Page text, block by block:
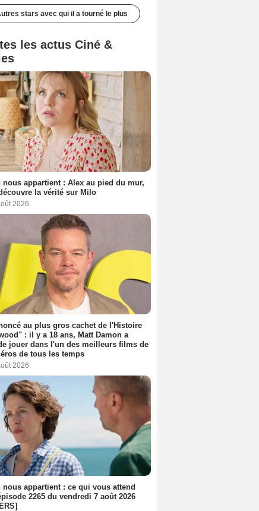
stars avec qui il a tourné le plus
les actus Ciné &
nous appartient : Alex au pied du mur,
la vérité sur Milo
2026
au plus gros cachet de l'Histoire
: il y a 18 ans, Matt Damon a
jouer dans l'un des meilleurs films de
de tous les temps
2026
nous appartient : ce qui vous attend
2265 du vendredi 7 août 2026